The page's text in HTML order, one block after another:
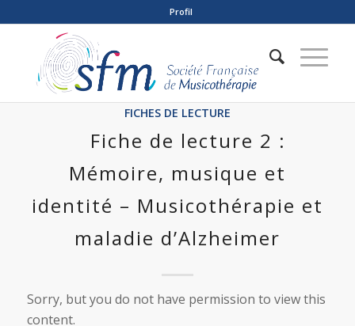
Profil
FICHES DE LECTURE
Fiche de lecture 2 :
Mémoire, musique et
identité – Musicothérapie et
maladie d’Alzheimer
Sorry, but you do not have permission to view this
content.